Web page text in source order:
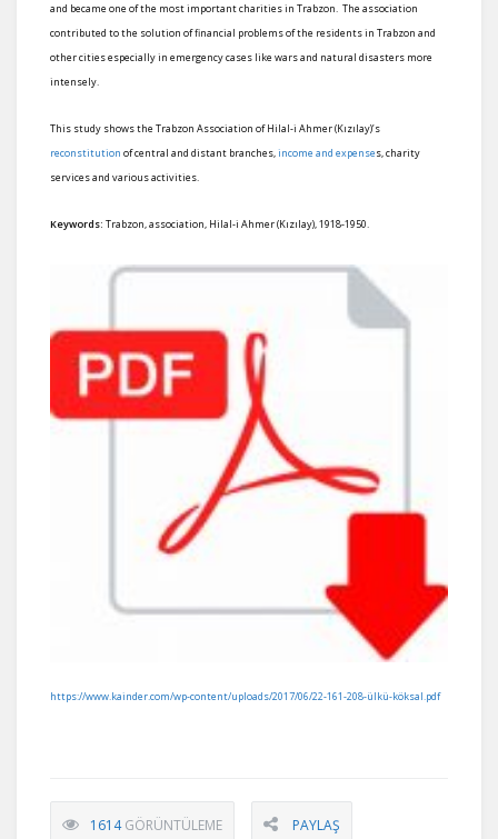
and became one of the most important charities in Trabzon. The association
contributed to the solution of financial problems of the residents in Trabzon and
other cities especially in emergency cases like wars and natural disasters more
intensely.
This study shows the Trabzon Association of Hilal-i Ahmer (Kızılay)’s
reconstitution of central and distant branches,income and expenses, charity
services and various activities.
Keywords: Trabzon, association, Hilal-i Ahmer (Kızılay), 1918-1950.
https://www.kainder.com/wp-content/uploads/2017/06/22-161-208-ülkü-köksal.pdf
1614GÖRÜNTÜLEME PAYLAŞ